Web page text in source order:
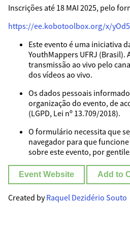
Inscrições até 18 MAI 2025, pelo
https://ee.kobotoolbox.org/x/
Este evento é uma iniciativa
YouthMappers UFRJ
transmissão ao vivo pelo
dos vídeos ao vivo.
Os dados pessoais
organização do evento, de
(LGPD, Lei nº 13.709/2018).
O formulário necessita que
navegador para que
sobre este evento, por
Event Website Add to
Created byRaquel Dezidério Souto